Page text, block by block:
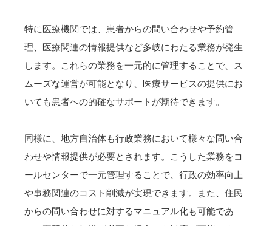
特に医療機関では、患者からの問い合わせや予約管
理、医療関連の情報提供など多岐にわたる業務が発生
します。これらの業務を一元的に管理することで、ス
ムーズな運営が可能となり、医療サービスの提供にお
いても患者への的確なサポートが期待できます。
同様に、地方自治体も行政業務において様々な問い合
わせや情報提供が必要とされます。こうした業務をコ
ールセンターで一元管理することで、行政の効率向上
や事務関連のコスト削減が実現できます。また、住民
からの問い合わせに対するマニュアル化も可能であ